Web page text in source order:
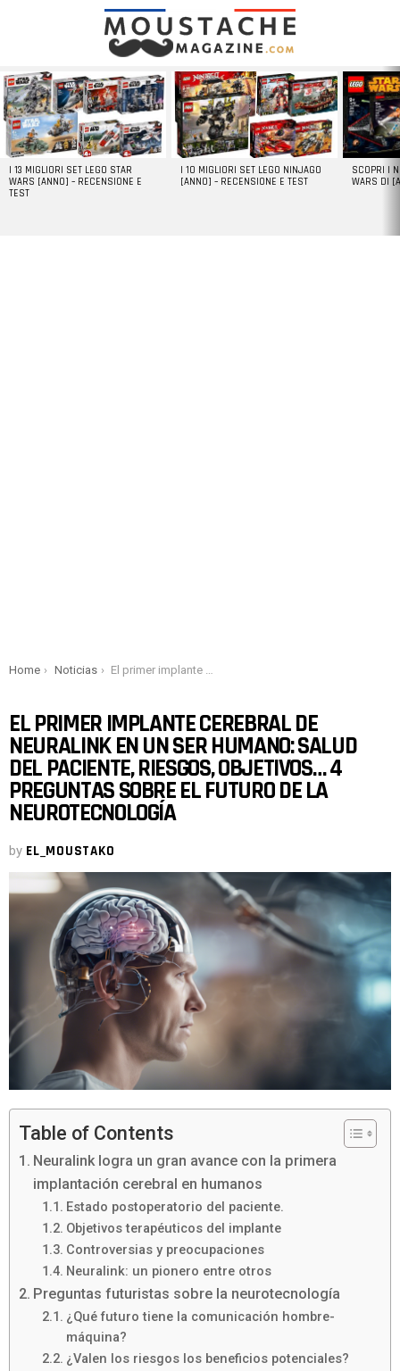
LATEST
STORIES
I 13 MIGLIORI SET LEGO STAR
WARS [ANNO] – RECENSIONE E
TEST
I 10 MIGLIORI SET LEGO NINJAGO
[ANNO] – RECENSIONE E TEST
SCOPRI I
WARS DI
You are here:
Home Noticias El primer implante cerebral de Neuralink en un ser humano: salud del paciente, riesgos, objetivos… 4 preguntas sobre el futuro de la neurotecnología
EL PRIMER IMPLANTE CEREBRAL DE
NEURALINK EN UN SER HUMANO: SALUD
DEL PACIENTE, RIESGOS, OBJETIVOS… 4
PREGUNTAS SOBRE EL FUTURO DE LA
NEUROTECNOLOGÍA
by EL_MOUSTAKO
Table of Contents
Neuralink logra un gran avance con la primera
implantación cerebral en humanos
Estado postoperatorio del paciente.
Objetivos terapéuticos del implante
Controversias y preocupaciones
Neuralink: un pionero entre otros
Preguntas futuristas sobre la neurotecnología
¿Qué futuro tiene la comunicación hombre-
máquina?
¿Valen los riesgos los beneficios potenciales?